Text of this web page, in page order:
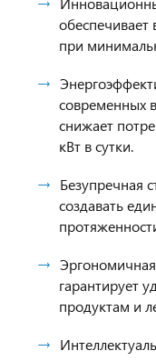
обеспечивает
при
современных
снижает
кВт в сутки.
Безупречная
создавать
гарантирует
продуктам и